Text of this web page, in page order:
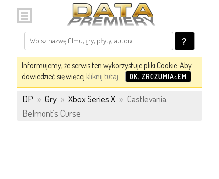
?
Informujemy, że serwis ten wykorzystuje pliki Cookie. Aby
dowiedzieć się więcej kliknij tutaj. OK, ZROZUMIAŁEM
DP » Gry » Xbox Series X » Castlevania:
Belmont’s Curse